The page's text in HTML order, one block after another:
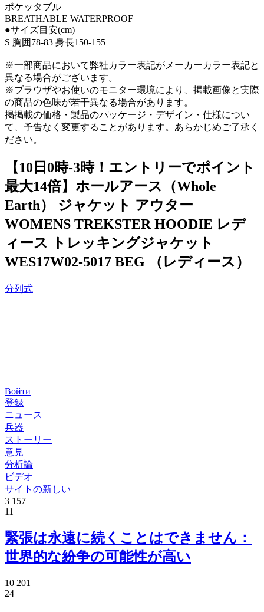
ポケッタブル
BREATHABLE WATERPROOF
●サイズ目安(cm)
S 胸囲78-83 身長150-155
※一部商品において弊社カラー表記がメーカーカラー表記と
異なる場合がございます。
※ブラウザやお使いのモニター環境により、掲載画像と実際
の商品の色味が若干異なる場合があります。
掲掲載の価格・製品のパッケージ・デザイン・仕様につい
て、予告なく変更することがあります。あらかじめご了承く
ださい。
【10日0時-3時！エントリーでポイント
最大14倍】ホールアース（Whole
Earth） ジャケット アウター
WOMENS TREKSTER HOODIE レデ
ィース トレッキングジャケット
WES17W02-5017 BEG （レディース）
分列式
Войти
登録
ニュース
兵器
ストーリー
意見
分析論
ビデオ
サイトの新しい
3 157
11
緊張は永遠に続くことはできません：
世界的な紛争の可能性が高い
10 201
24